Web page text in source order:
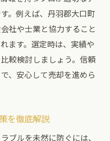
。例えば、丹羽郡大口町
社や士業と協力すること
ます。選定時は、実績や
較検討しましょう。信頼
、安心して売却を進めら
を徹底解説
ブルを未然に防ぐには、